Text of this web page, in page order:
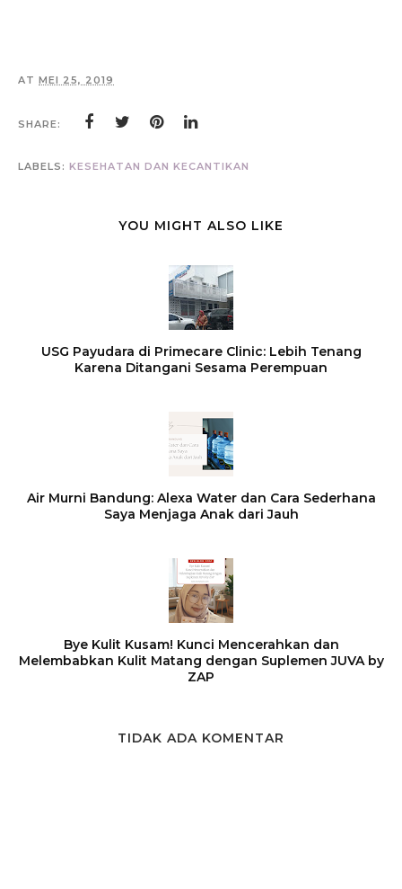
AT MEI 25, 2019
SHARE:
LABELS: KESEHATAN DAN KECANTIKAN
YOU MIGHT ALSO LIKE
USG Payudara di Primecare Clinic: Lebih Tenang
Karena Ditangani Sesama Perempuan
Air Murni Bandung: Alexa Water dan Cara Sederhana
Saya Menjaga Anak dari Jauh
Bye Kulit Kusam! Kunci Mencerahkan dan
Melembabkan Kulit Matang dengan Suplemen JUVA by
ZAP
TIDAK ADA KOMENTAR